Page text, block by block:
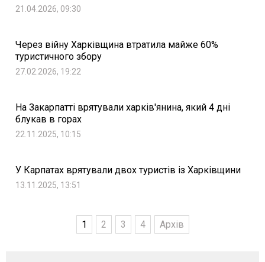
21.04.2026, 09:30
Через війну Харківщина втратила майже 60%
туристичного збору
27.02.2026, 19:22
На Закарпатті врятували харків'янина, який 4 дні
блукав в горах
22.11.2025, 10:15
У Карпатах врятували двох туристів із Харківщини
13.11.2025, 13:51
1 2 3 4 Архів